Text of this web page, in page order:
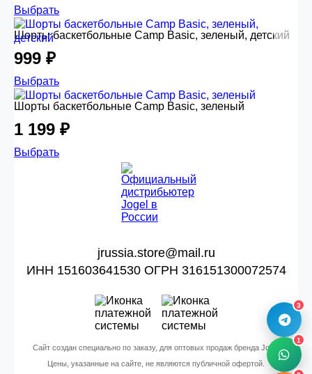
Выбрать
Шорты баскетбольные Camp Basic, зеленый, детский
999 ₽
Выбрать
Шорты баскетбольные Camp Basic, зеленый
1 199 ₽
Выбрать
jrussia.store@mail.ru
ИНН 151603641530 ОГРН 316151300072574
Сайт создан специально по заказу, для оптовых продаж бренда Jogel
Цены, указанные на сайте, не являются публичной офертой.
3
1